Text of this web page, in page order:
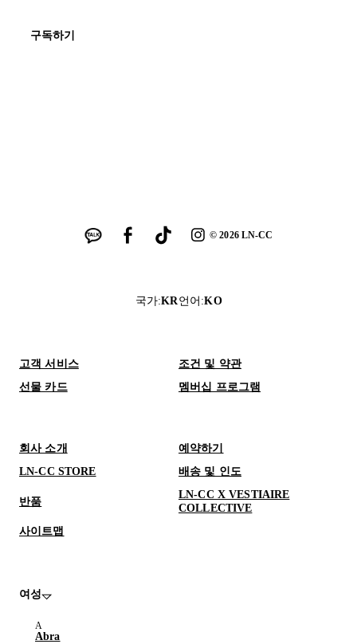
구독하기
©2026LN-CC
국가:KR언어 :KO
고객 서비스
조건 및 약관
선물 카드
멤버십 프로그램
회사 소개
예약하기
LN-CC STORE
배송 및 인도
반품
LN-CC X VESTIAIRE
COLLECTIVE
사이트맵
여성
Abra